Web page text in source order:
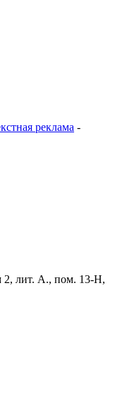
реклама -
2, лит. А., пом. 13-Н,